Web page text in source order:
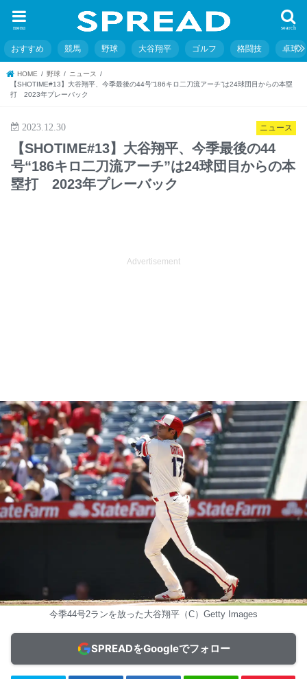
search
menu
おすすめ 競馬 野球 大谷翔平 ゴルフ 格闘技 卓球
HOME 野球
ニュース
【SHOTIME#13】大谷翔平、今季最後の44号“186キロ二刀流アーチ”は24球団目からの本塁
打 2023年プレーバック
ニュース
2023.12.30
【SHOTIME#13】大谷翔平、今季最後の44
号“186キロ二刀流アーチ”は24球団目からの本
塁打 2023年プレーバック
Advertisement
今季44号2ランを放った大谷翔平（C）Getty Images
SPREADをGoogleでフォロー